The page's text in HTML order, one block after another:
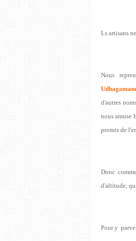
Ls artisans
Nous
d'autres
nous amuse
promis de
Donc
d'altitude,
Pour y